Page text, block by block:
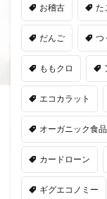
お稽古 た
だんご つ
ももクロ
エコカラット
オーガニック食品
カードローン
ギグエコノミー